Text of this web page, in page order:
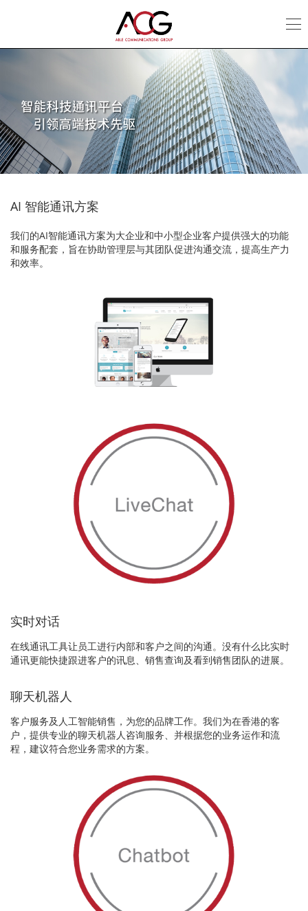
Communication
AI 智能通讯方案
我们的AI智能通讯方案为大企业和中小型企业客户提供强大的功能
和服务配套，旨在协助管理层与其团队促进沟通交流，提高生产力
和效率。
实时对话
在线通讯工具让员工进行内部和客户之间的沟通。没有什么比实时
通讯更能快捷跟进客户的讯息、销售查询及看到销售团队的进展。
聊天机器人
客户服务及人工智能销售，为您的品牌工作。我们为在香港的客
户，提供专业的聊天机器人咨询服务、并根据您的业务运作和流
程，建议符合您业务需求的方案。